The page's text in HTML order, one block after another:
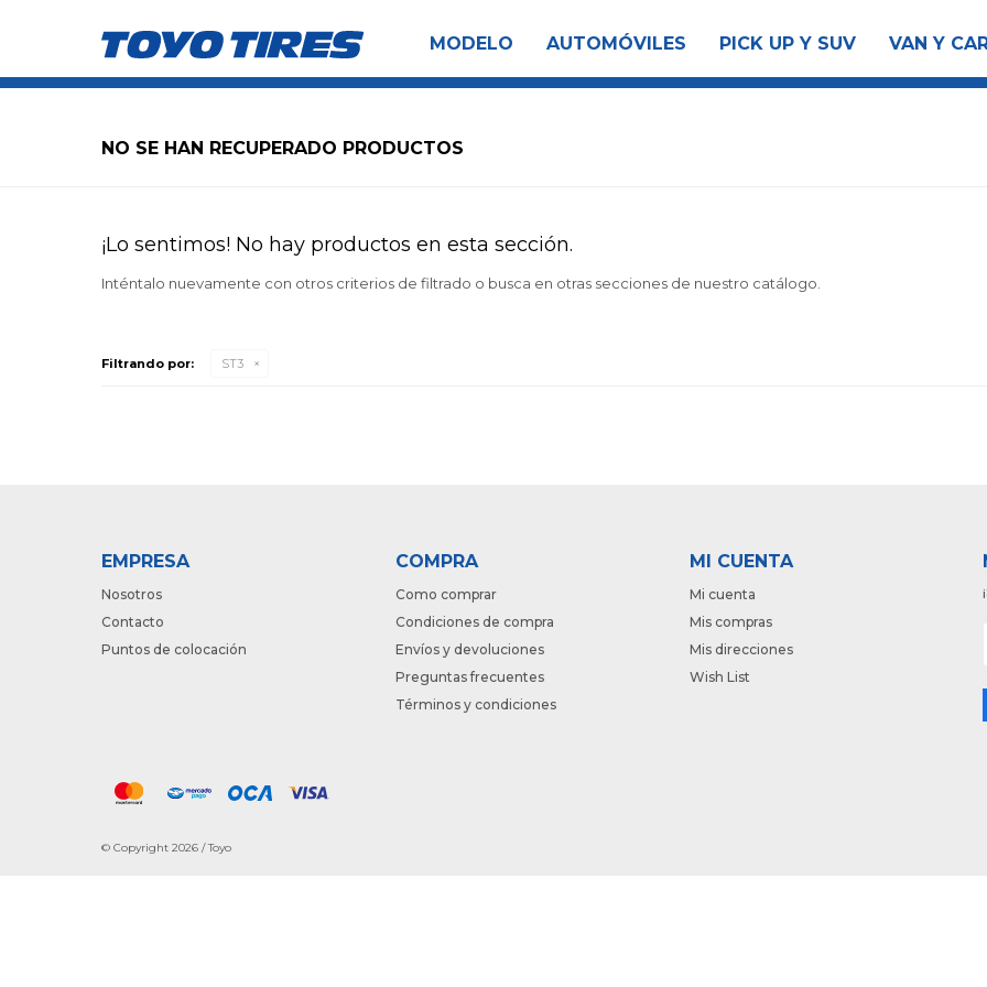
MODELO AUTOMÓVILES PICK UP Y SUV VAN Y
NO SE HAN RECUPERADO PRODUCTOS
¡Lo sentimos! No hay productos en esta sección.
Inténtalo nuevamente con otros criterios de filtrado o busca en otras secciones de nuestro catálogo.
Filtrando por: ST3
EMPRESA
Nosotros
Contacto
Puntos de colocación
COMPRA
Como comprar
Condiciones de compra
Envíos y devoluciones
Preguntas frecuentes
Términos y condiciones
MI CUENTA
Mi cuenta
Mis compras
Mis direcciones
Wish List
© Copyright 2026 / Toyo